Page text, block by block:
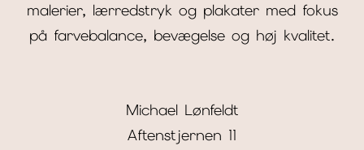
malerier, lærredstryk og plakater med fokus
på farvebalance, bevægelse og høj kvalitet.
Michael Lønfeldt
Aftenstjernen 11